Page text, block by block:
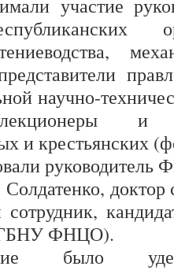
участие
научно-
и
и крестьянских
ФНЦО).
было